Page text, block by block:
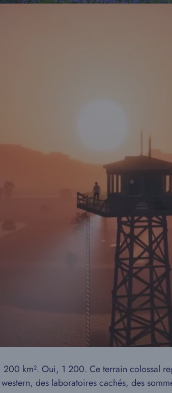
200 km². Oui, 1 200. Ce terrain colossal
des laboratoires cachés, des